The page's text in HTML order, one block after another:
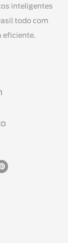
inteligentes
todo com
eficiente.